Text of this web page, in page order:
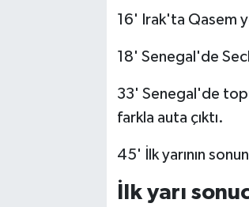
16' Irak'ta Qasem
18' Senegal'de
33' Senegal'de
farkla auta çıktı.
45' İlk yarının
İlk yarı